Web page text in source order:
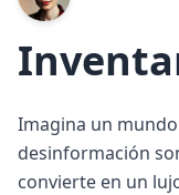
Imagina un
desinformación
convierte en un